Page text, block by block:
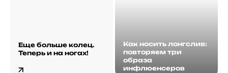
Еще больше колец.
Теперь и на ногах!
Как носить лонгслив:
повторяем три
образа
инфлюенсеров